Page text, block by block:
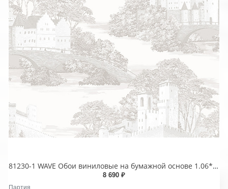
81230-1 WAVE Обои виниловые на бумажной основе 1.06*15.5
8 690 ₽
Партия